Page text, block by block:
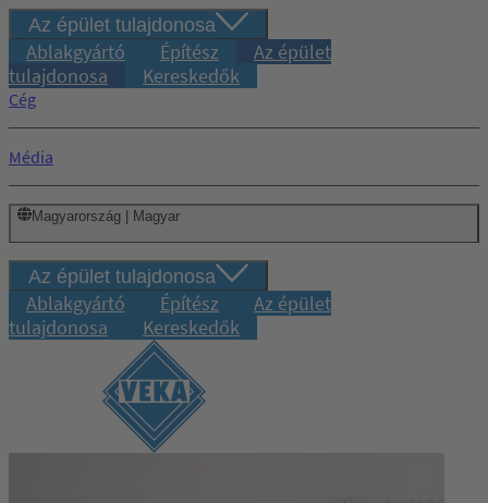
Az épület tulajdonosa
Ablakgyártó Építész
Az épület
tulajdonosa
Kereskedők
Cég
Média
Magyarország | Magyar
Az épület tulajdonosa
Ablakgyártó Építész
Az épület
tulajdonosa
Kereskedők